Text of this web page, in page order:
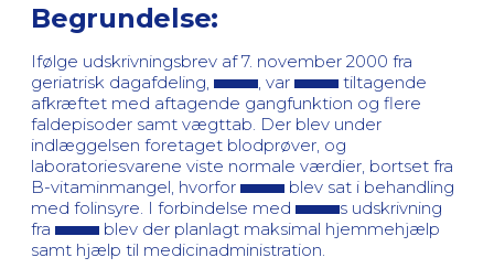
Begrundelse:
Ifølge udskrivningsbrev af 7. november 2000 fra
geriatrisk dagafdeling,
, var
tiltagende
afkræftet med aftagende gangfunktion og flere
faldepisoder samt vægttab. Der blev under
indlæggelsen foretaget blodprøver, og
laboratoriesvarene viste normale værdier, bortset fra
B-vitaminmangel, hvorfor
blev sat i behandling
med folinsyre. I forbindelse med
s udskrivning
fra
blev der planlagt maksimal hjemmehjælp
samt hjælp til medicinadministration.